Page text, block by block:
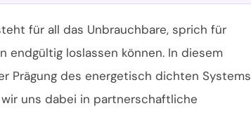
für all das Unbrauchbare, sprich für
endgültig loslassen können. In diesem
Prägung des energetisch dichten Systems
uns dabei in partnerschaftliche